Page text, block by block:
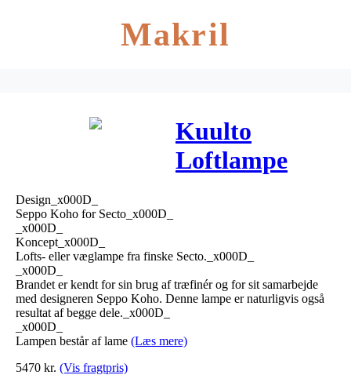
Makril
Kuulto
Loftlampe
Design_x000D_
Seppo Koho for Secto_x000D_
_x000D_
Koncept_x000D_
Lofts- eller væglampe fra finske Secto._x000D_
_x000D_
Brandet er kendt for sin brug af træfinér og for sit samarbejde
med designeren Seppo Koho. Denne lampe er naturligvis også
resultat af begge dele._x000D_
_x000D_
Lampen består af lame (Læs mere)
5470 kr. (Vis fragtpris)